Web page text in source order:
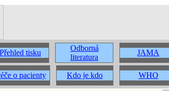
Přehled tisku
Odborná
literatura
JAMA
o pacienty Kdo je kdo WHO